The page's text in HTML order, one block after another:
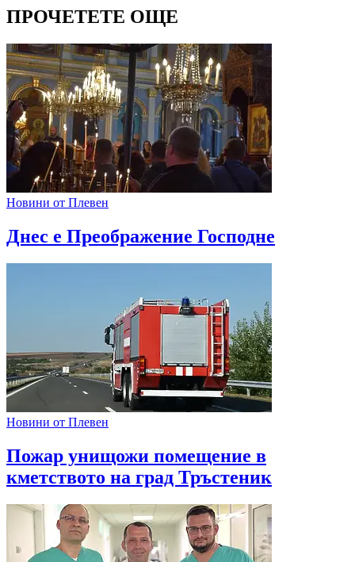
ПРОЧЕТЕТЕ ОЩЕ
Новини от Плевен
Днес е Преображение Господне
Новини от Плевен
Пожар унищожи помещение в
кметството на град Тръстеник